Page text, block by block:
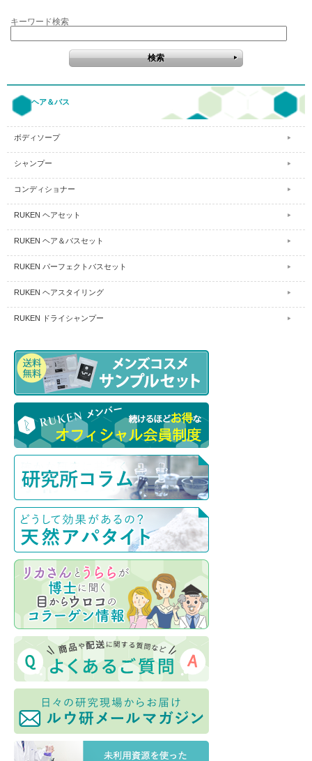
キーワード検索
ヘア＆バス
ボディソープ
シャンプー
コンディショナー
RUKEN ヘアセット
RUKEN ヘア＆バスセット
RUKEN パーフェクトバスセット
RUKEN ヘアスタイリング
RUKEN ドライシャンプー